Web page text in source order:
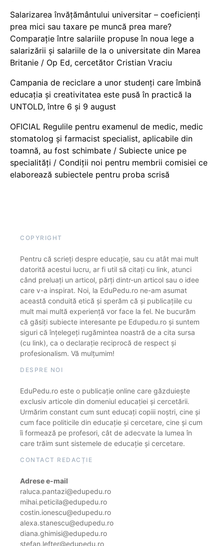
Salarizarea învățământului universitar – coeficienți
prea mici sau taxare pe muncă prea mare?
Comparație între salariile propuse în noua lege a
salarizării și salariile de la o universitate din Marea
Britanie / Op Ed, cercetător Cristian Vraciu
Campania de reciclare a unor studenți care îmbină
educația și creativitatea este pusă în practică la
UNTOLD, între 6 și 9 august
OFICIAL Regulile pentru examenul de medic, medic
stomatolog și farmacist specialist, aplicabile din
toamnă, au fost schimbate / Subiecte unice pe
specialități / Condiții noi pentru membrii comisiei ce
elaborează subiectele pentru proba scrisă
COPYRIGHT
Pentru că scrieți despre educație, sau cu atât mai mult
datorită acestui lucru, ar fi util să citați cu link, atunci
când preluați un articol, părți dintr-un articol sau o idee
care v-a inspirat. Noi, la EduPedu.ro ne-am asumat
această conduită etică și sperăm că și publicațiile cu
mult mai multă experiență vor face la fel. Ne bucurăm
că găsiți subiecte interesante pe Edupedu.ro și suntem
siguri că înțelegeți rugămintea noastră de a cita sursa
(cu link), ca o declarație reciprocă de respect și
profesionalism. Vă mulțumim!
DESPRE NOI
EduPedu.ro este o publicație online care găzduiește
exclusiv articole din domeniul educației și cercetării.
Urmărim constant cum sunt educați copiii noștri, cine și
cum face politicile din educație și cercetare, cine și cum
îi formează pe profesori, cât de adecvate la lumea în
care trăim sunt sistemele de educație și cercetare.
CONTACT REDACȚIE
Adrese e-mail
raluca.pantazi@edupedu.ro
mihai.peticila@edupedu.ro
costin.ionescu@edupedu.ro
alexa.stanescu@edupedu.ro
diana.ghimisi@edupedu.ro
stefan.lefter@edupedu.ro